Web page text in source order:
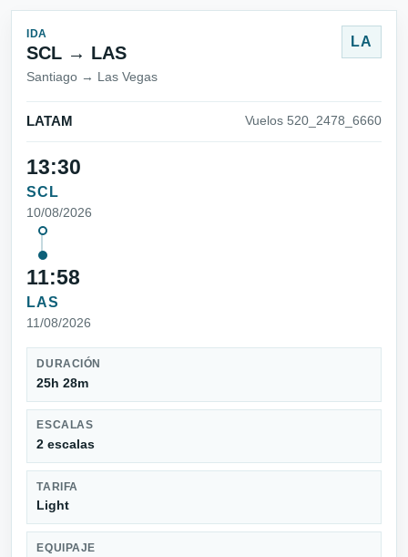
IDA
SCL → LAS
Santiago → Las Vegas
LA
LATAM Vuelos 520_2478_6660
13:30
SCL
10/08/2026
11:58
LAS
11/08/2026
DURACIÓN
25h 28m
ESCALAS
2 escalas
TARIFA
Light
EQUIPAJE